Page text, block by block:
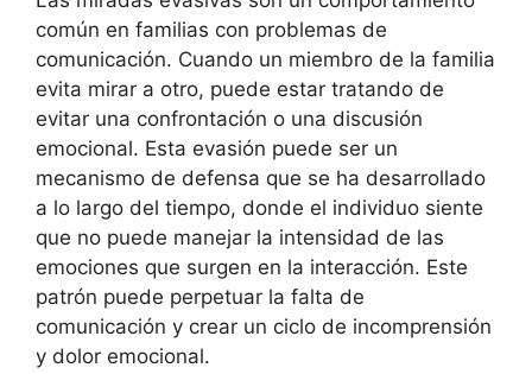
común en familias con problemas de
comunicación. Cuando un miembro de la familia
evita mirar a otro, puede estar tratando de
evitar una confrontación o una discusión
emocional. Esta evasión puede ser un
mecanismo de defensa que se ha desarrollado
a lo largo del tiempo, donde el individuo siente
que no puede manejar la intensidad de las
emociones que surgen en la interacción. Este
patrón puede perpetuar la falta de
comunicación y crear un ciclo de incomprensión
y dolor emocional.